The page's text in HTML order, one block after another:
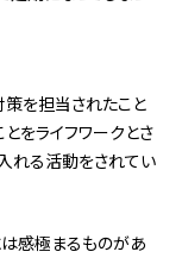
を担当されたこと
をライフワークとさ
れる活動をされてい
感極まるものがあ